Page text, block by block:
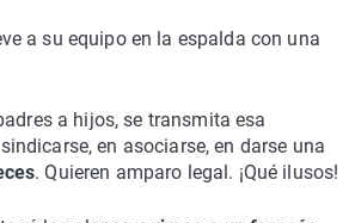
a su equipo en la espalda con una
a hijos, se transmita esa
en asociarse, en darse una
. Quieren amparo legal. ¡Qué ilusos!